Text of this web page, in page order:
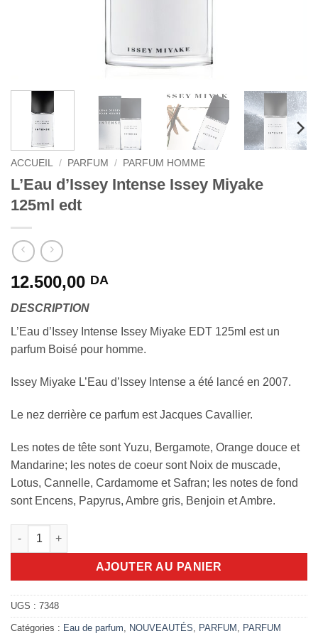
ACCUEIL / PARFUM / PARFUM HOMME
L’Eau d’Issey Intense Issey Miyake
125ml edt
12.500,00 DA
DESCRIPTION
L’Eau d’Issey Intense Issey Miyake EDT 125ml est un
parfum Boisé pour homme.
Issey Miyake L’Eau d’Issey Intense a été lancé en 2007.
Le nez derrière ce parfum est Jacques Cavallier.
Les notes de tête sont Yuzu, Bergamote, Orange douce et
Mandarine; les notes de coeur sont Noix de muscade,
Lotus, Cannelle, Cardamome et Safran; les notes de fond
sont Encens, Papyrus, Ambre gris, Benjoin et Ambre.
quantité de L’Eau d’Issey Intense Issey Miyake 125ml edt
AJOUTER AU PANIER
UGS : 7348
Catégories : Eau de parfum, NOUVEAUTÉS, PARFUM , PARFUM